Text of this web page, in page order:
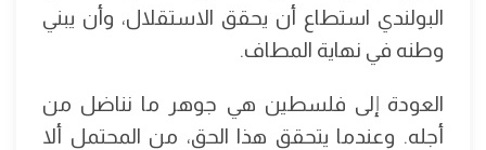
البولندي استطاع أن يحقق الاستقلال، وأن يبني
وطنه في نهاية المطاف.
العودة إلى فلسطين هي جوهر ما نناضل من
أجله. وعندما يتحقق هذا الحق، من المحتمل ألا